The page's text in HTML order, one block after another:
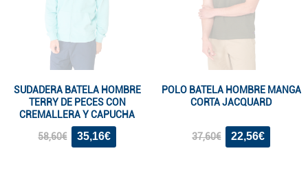
SUDADERA BATELA HOMBRE
TERRY DE PECES CON
CREMALLERA Y CAPUCHA
58,60€ 35,16€
POLO BATELA HOMBRE MANGA
CORTA JACQUARD
37,60€ 22,56€